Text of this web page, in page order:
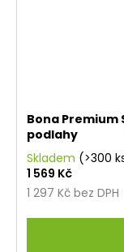
Bona Premium
podlahy
Skladem (>300
1 297 Kč bez DPH
1 569 Kč